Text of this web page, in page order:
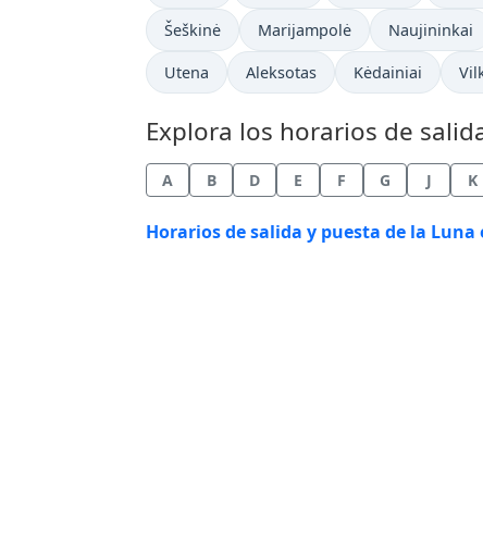
Šeškinė Marijampolė Naujininkai
Utena Aleksotas Kėdainiai
Explora los horarios de
A B D E F G J K
Horarios de salida y puesta de la Luna